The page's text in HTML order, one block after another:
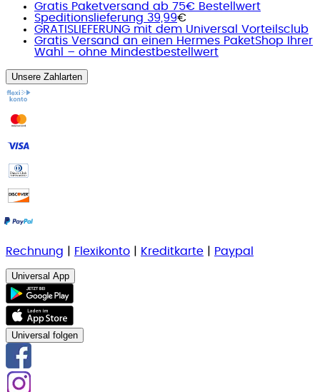
Gratis Paketversand ab 75€ Bestellwert
Speditionslieferung 39,99€
GRATISLIEFERUNG mit dem Universal Vorteilsclub
Gratis Versand an einen Hermes PaketShop Ihrer
Wahl – ohne Mindestbestellwert
Unsere Zahlarten
Rechnung Flexikonto Kreditkarte Paypal
Universal App
Universal folgen